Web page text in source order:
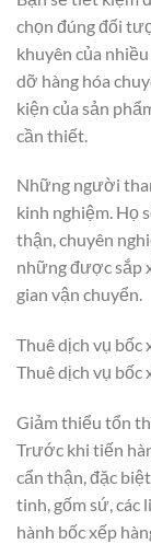
chọn đúng đối
khuyên của
dỡ hàng hóa
kiện của sản
cần thiết.
Những người
kinh nghiệm. Họ
thận, chuyên
những được sắp
gian vận chuyển.
Thuê dịch vụ bốc
Thuê dịch vụ bốc
Giảm thiểu tổn
Trước khi tiến
cẩn thận, đặc
tinh, gốm sứ, các
hành bốc xếp